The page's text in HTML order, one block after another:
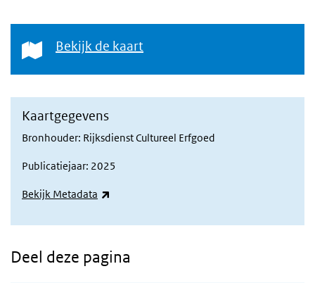
Bekijk de kaart
Bekijk de kaart
Kaartgegevens
Bronhouder: Rijksdienst Cultureel Erfgoed
Publicatiejaar: 2025
Bekijk Metadata
Deel deze pagina